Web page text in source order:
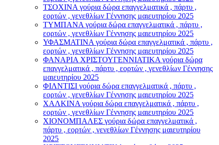
ΤΣΟΧΙΝΑ γούρια δώρα επαγγελματικά , πάρτυ ,
εορτών , γενεθλίων Γέννησης μαιευτηρίου 2025
ΤΥΜΠΑΝΑ γούρια δώρα επαγγελματικά , πάρτυ ,
εορτών , γενεθλίων Γέννησης μαιευτηρίου 2025
ΥΦΑΣΜΑΤΙΝΑ γούρια δώρα επαγγελματικά , πάρτυ ,
εορτών , γενεθλίων Γέννησης μαιευτηρίου 2025
ΦΑΝΑΡΙΑ ΧΡΙΣΤΟΥΓΕΝΝΙΑΤΙΚΑ γούρια δώρα
επαγγελματικά , πάρτυ , εορτών , γενεθλίων Γέννησης
μαιευτηρίου 2025
ΦΙΛΝΤΙΣΙ γούρια δώρα επαγγελματικά , πάρτυ ,
εορτών , γενεθλίων Γέννησης μαιευτηρίου 2025
ΧΑΛΚΙΝΑ γούρια δώρα επαγγελματικά , πάρτυ ,
εορτών , γενεθλίων Γέννησης μαιευτηρίου 2025
ΧΙΟΝΟΜΠΑΛΕΣ γούρια δώρα επαγγελματικά ,
πάρτυ , εορτών , γενεθλίων Γέννησης μαιευτηρίου
2025